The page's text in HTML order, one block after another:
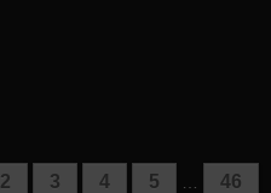
2 3 4 5 46